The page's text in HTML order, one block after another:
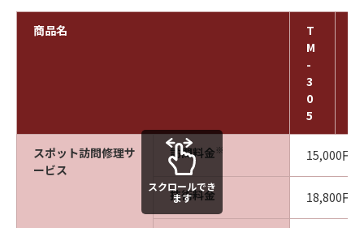
商品名
T
M
-
3
0
5
スポット訪問修理サ
ービス
訪問料金 ※ 15,000円
技術料金 18,800円
スクロールでき
ます